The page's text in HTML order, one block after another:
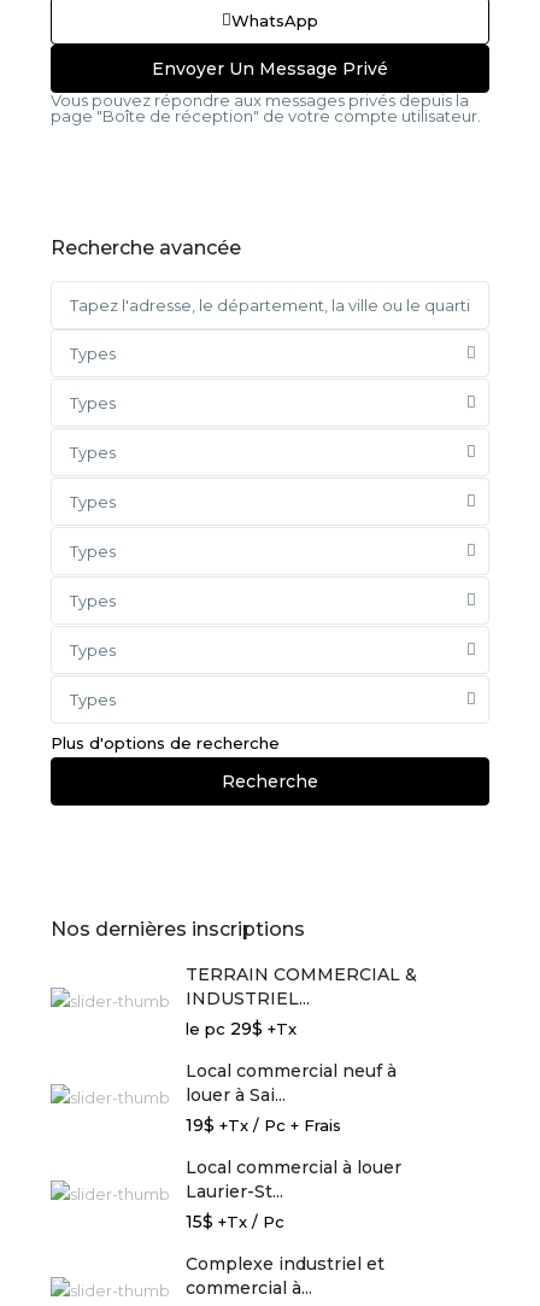
WhatsApp
Vous pouvez répondre aux messages privés depuis la
page "Boîte de réception" de votre compte utilisateur.
Recherche avancée
Types
Types
Types
Types
Types
Types
Types
Types
Plus d'options de recherche
Recherche
Nos dernières inscriptions
TERRAIN COMMERCIAL &
INDUSTRIEL...
le pc 29$ +Tx
Local commercial neuf à
louer à Sai...
19$ +Tx / Pc + Frais
Local commercial à louer
Laurier-St...
15$ +Tx / Pc
Complexe industriel et
commercial à...